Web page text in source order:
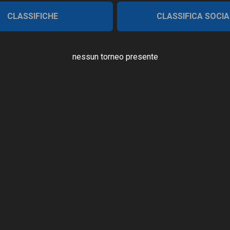
CLASSIFICHE CLASSIFICA
nessun torneo presente